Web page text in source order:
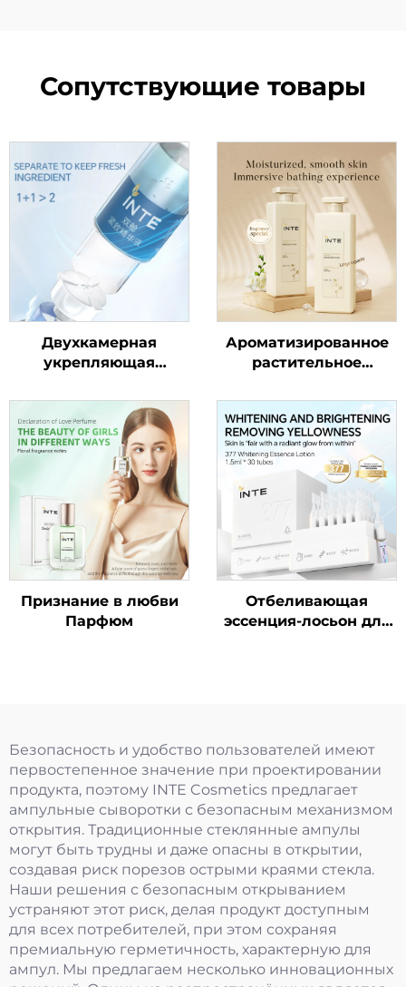
Сопутствующие товары
Двухкамерная
укрепляющая
Ароматизированное
растительное
для тела
Признание в любви
Парфюм
Отбеливающая
эссенция-лосьон для
Безопасность и удобство пользователей имеют
первостепенное значение при проектировании
продукта, поэтому INTE Cosmetics предлагает
ампульные сыворотки с безопасным механизмом
открытия. Традиционные стеклянные ампулы
могут быть трудны и даже опасны в открытии,
создавая риск порезов острыми краями стекла.
Наши решения с безопасным открыванием
устраняют этот риск, делая продукт доступным
для всех потребителей, при этом сохраняя
премиальную герметичность, характерную для
ампул. Мы предлагаем несколько инновационных